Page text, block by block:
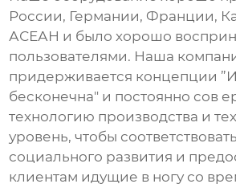
России, Германии, Франции,
АСЕАН и было хорошо
пользователями. Наша
придерживается концепции
бесконечна" и постоянно сов
технологию производства и
уровень, чтобы
социального развития и
клиентам идущие в ногу со